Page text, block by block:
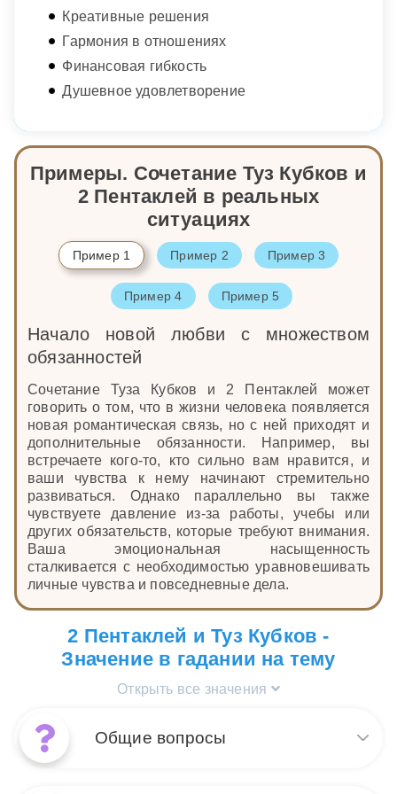
Креативные решения
Гармония в отношениях
Финансовая гибкость
Душевное удовлетворение
Примеры. Сочетание Туз Кубков и
2 Пентаклей в реальных
ситуациях
Пример 1 Пример 2 Пример 3
Пример 4 Пример 5
Начало новой любви с множеством
обязанностей
Сочетание Туза Кубков и 2 Пентаклей может
говорить о том, что в жизни человека появляется
новая романтическая связь, но с ней приходят и
дополнительные обязанности. Например, вы
встречаете кого-то, кто сильно вам нравится, и
ваши чувства к нему начинают стремительно
развиваться. Однако параллельно вы также
чувствуете давление из-за работы, учебы или
других обязательств, которые требуют внимания.
Ваша эмоциональная насыщенность
сталкивается с необходимостью уравновешивать
личные чувства и повседневные дела.
2 Пентаклей и Туз Кубков -
Значение в гадании на тему
Открыть все значения
Общие вопросы